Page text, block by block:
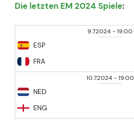
Die letzten EM 2024 Spiele:
9.7.2024-19:00
ESP
FRA
10.7.2024-19:00
NED
ENG